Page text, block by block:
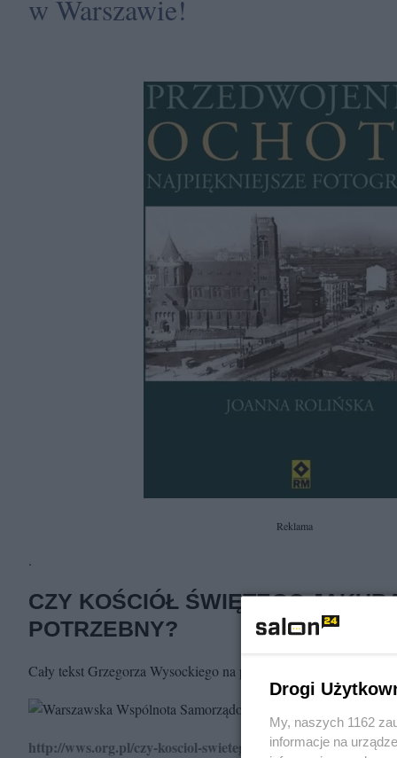
w Warszawie!
Reklama
.
CZY KOŚCIÓŁ ŚWIĘTEGO
POTRZEBNY?
Cały tekst Grzegorza Wysockiego na portalu
http://wws.org.pl/czy-kosciol-swietego-jakuba-bedzie-
Drogi
My, naszych 1162
informacje na